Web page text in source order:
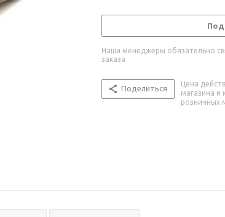
Под
Наши менеджеры обязательно
заказа
Поделиться
Цена
магазина и
розничных